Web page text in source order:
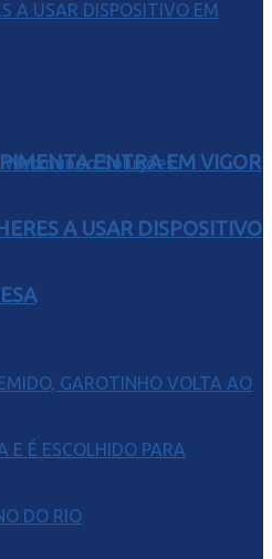
ENTRA EM VIGOR
A USAR DISPOSITIVO
Webmundo Soluções